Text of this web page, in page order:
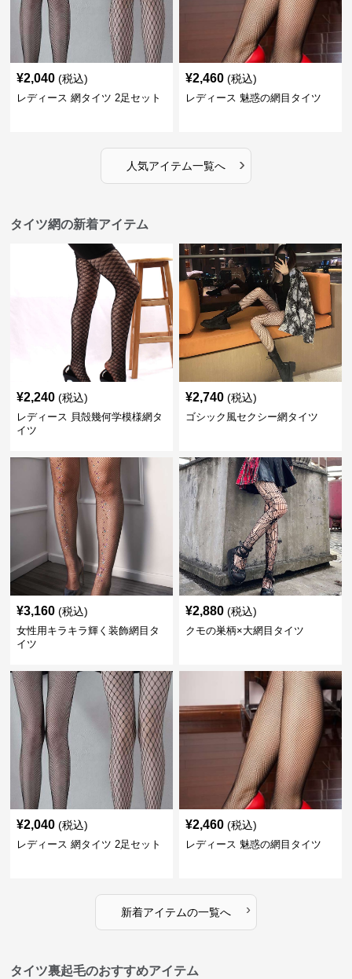
¥2,040 (税込)
レディース 網タイツ 2足セット
¥2,460 (税込)
レディース 魅惑の網目タイツ
人気アイテム一覧へ ›
タイツ網の新着アイテム
¥2,240 (税込)
レディース 貝殻幾何学模様網タ
イツ
¥2,740 (税込)
ゴシック風セクシー網タイツ
¥3,160 (税込)
女性用キラキラ輝く装飾網目タ
イツ
¥2,880 (税込)
クモの巣柄×大網目タイツ
¥2,040 (税込)
レディース 網タイツ 2足セット
¥2,460 (税込)
レディース 魅惑の網目タイツ
新着アイテムの一覧へ ›
タイツ裏起毛のおすすめアイテム